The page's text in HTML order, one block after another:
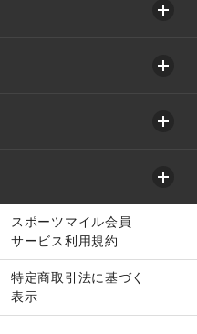
スポーツマイル会員
サービス利用規約
特定商取引法に基づく
表示